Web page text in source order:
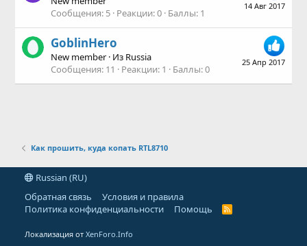
14 Авг 2017
Сообщения 5 Реакции 0 Баллы 1
25 Апр 2017
GoblinHero
New member · Из Russia
Сообщения 11 Реакции 1 Баллы 0
Как прошить, куда копать RTL8710
Russian (RU)
Обратная связь
Условия и правила
Политика конфиденциальности
Помощь
R
Локализация отXenForo.Info